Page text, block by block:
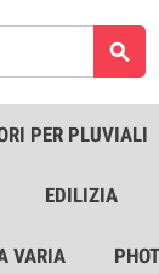
search
PER PLUVIALI
EDILIZIA
VARIA